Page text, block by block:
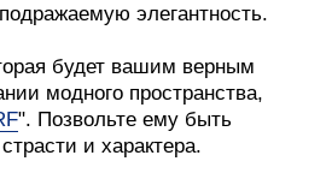
элегантность.
будет вашим верным
модного пространства,
". Позвольте ему быть
и характера.